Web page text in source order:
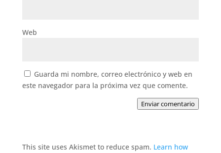
Web
Guarda mi nombre, correo electrónico y web en
este navegador para la próxima vez que comente.
Enviar comentario
This site uses Akismet to reduce spam. Learn how